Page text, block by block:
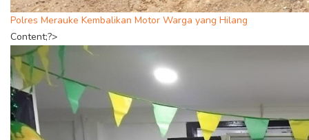
Polres Merauke Kembalikan Motor Warga yang Hilang
Content;?>